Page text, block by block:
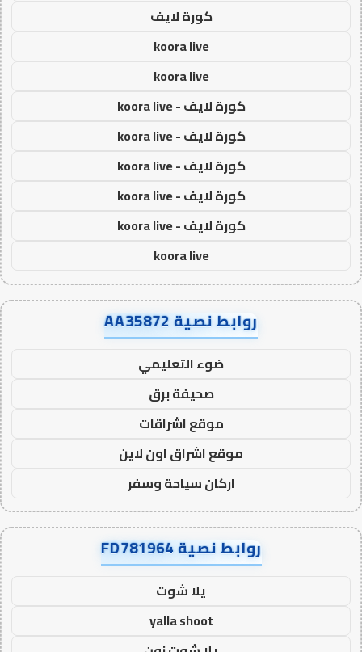
كورة لايف
koora live
koora live
كورة لايف - koora live
كورة لايف - koora live
كورة لايف - koora live
كورة لايف - koora live
كورة لايف - koora live
koora live
روابط نصية AA35872
ضوء التعليمي
صحيفة برق
موقع اشراقات
موقع اشراق اون لاين
اركان سياحة وسفر
روابط نصية FD781964
يلا شوت
yalla shoot